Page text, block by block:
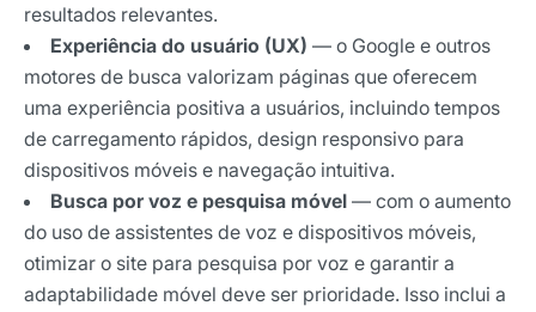
resultados relevantes.
Experiência do usuário (UX) — o Google e outros
motores de busca valorizam páginas que oferecem
uma experiência positiva a usuários, incluindo tempos
de carregamento rápidos, design responsivo para
dispositivos móveis e navegação intuitiva.
Busca por voz e pesquisa móvel — com o aumento
do uso de assistentes de voz e dispositivos móveis,
otimizar o site para pesquisa por voz e garantir a
adaptabilidade móvel deve ser prioridade. Isso inclui a